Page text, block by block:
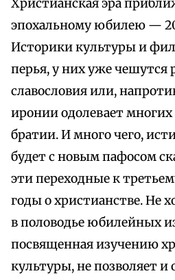
Христианская эра
эпохальному юбилею —
Историки культуры и
перья, у них уже чешутся
славословия или,
иронии одолевает
братии. И много чего,
будет с новым пафосом
эти переходные к
годы о христианстве. Не
в половодье юбилейных
посвященная изучению
культуры, не позволяет и